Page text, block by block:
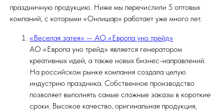
праздничную продукцию. Ниже мы перечислили 5 оптовых
компаний, с которыми «Онлишар» работает уже много лет.
«Веселая затея» — АО «Европа уно трейд»
АО «Европа уно трейд» является генератором
креативных идей, а также новых бизнес-направлений.
На российском рынке компания создала целую
индустрию праздника. Собственное производство
позволяет выполнять самые сложные заказы в короткие
сроки. Высокое качество, оригинальная продукция,